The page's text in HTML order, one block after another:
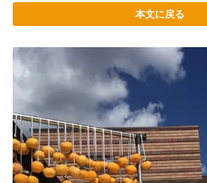
本文に戻る